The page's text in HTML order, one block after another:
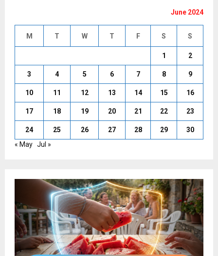
June 2024
M T W T F S S
1 2
3 4 5 6 7 8 9
10 11 12 13 14 15 16
17 18 19 20 21 22 23
24 25 26 27 28 29
30
« May Jul »